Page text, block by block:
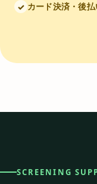
✓ カード決済・後
SCREENING